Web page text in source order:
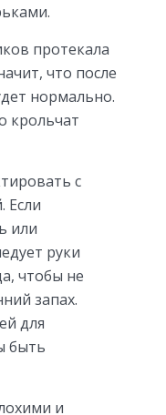
протекала
что после
нормально.
крольчат
с
Если
или
руки
чтобы не
запах.
для
быть
и